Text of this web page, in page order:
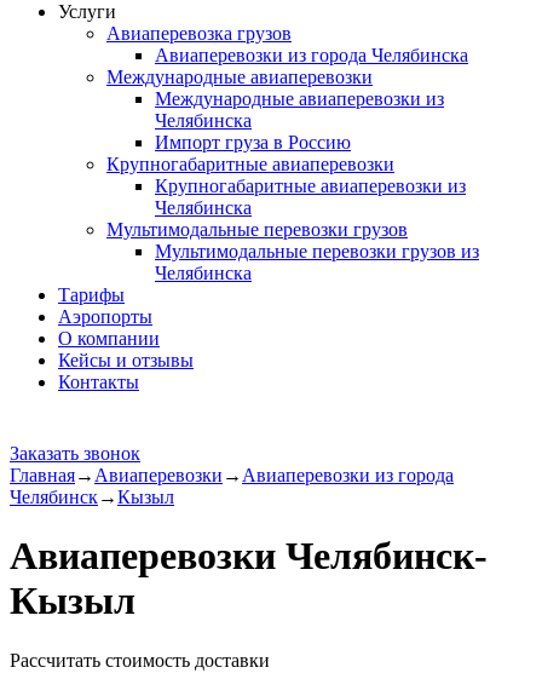
Услуги
Авиаперевозка грузов
Авиаперевозки из города Челябинска
Международные авиаперевозки
Международные авиаперевозки из
Челябинска
Импорт груза в Россию
Крупногабаритные авиаперевозки
Крупногабаритные авиаперевозки из
Челябинска
Мультимодальные перевозки грузов
Мультимодальные перевозки грузов из
Челябинска
Тарифы
Аэропорты
О компании
Кейсы и отзывы
Контакты
Заказать звонок
Главная→ Авиаперевозки → Авиаперевозки из города
Челябинск→Кызыл
Авиаперевозки Челябинск-
Кызыл
Рассчитать стоимость доставки